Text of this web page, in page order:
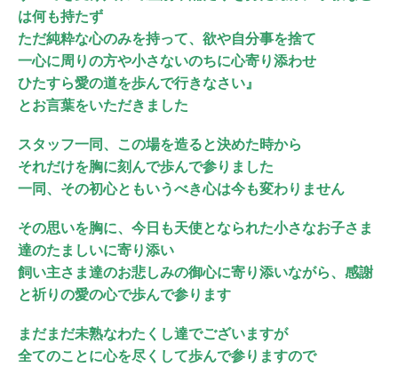
は何も持たず
ただ純粋な心のみを持って、欲や自分事を捨て
一心に周りの方や小さないのちに心寄り添わせ
ひたすら愛の道を歩んで行きなさい』
とお言葉をいただきました
スタッフ一同、この場を造ると決めた時から
それだけを胸に刻んで歩んで参りました
一同、その初心ともいうべき心は今も変わりません
その思いを胸に、今日も天使となられた小さなお子さま
達のたましいに寄り添い
飼い主さま達のお悲しみの御心に寄り添いながら、感謝
と祈りの愛の心で歩んで参ります
まだまだ未熟なわたくし達でございますが
全てのことに心を尽くして歩んで参りますので